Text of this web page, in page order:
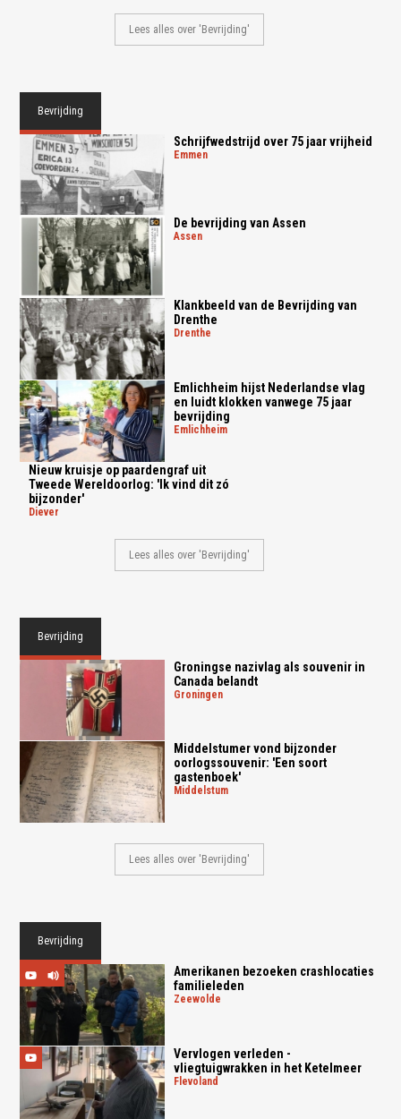
Lees alles over 'Bevrijding'
Bevrijding
Schrijfwedstrijd over 75 jaar vrijheid
emmen
De bevrijding van Assen
assen
Klankbeeld van de Bevrijding van
Drenthe
drenthe
Emlichheim hijst Nederlandse vlag
en luidt klokken vanwege 75 jaar
bevrijding
emlichheim
Nieuw kruisje op paardengraf uit
Tweede Wereldoorlog: 'Ik vind dit zó
bijzonder'
diever
Lees alles over 'Bevrijding'
Bevrijding
Groningse nazivlag als souvenir in
Canada belandt
groningen
Middelstumer vond bijzonder
oorlogssouvenir: 'Een soort
gastenboek'
middelstum
Lees alles over 'Bevrijding'
Bevrijding
Amerikanen bezoeken crashlocaties
familieleden
zeewolde
Vervlogen verleden -
vliegtuigwrakken in het Ketelmeer
flevoland